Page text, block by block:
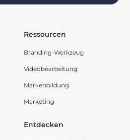
Ressourcen
Branding-Werkzeug
Videobearbeitung
Markenbildung
Marketing
Entdecken